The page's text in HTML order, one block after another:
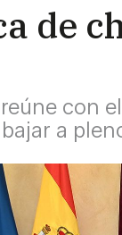
de
con
a